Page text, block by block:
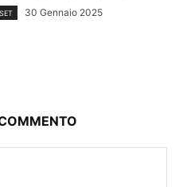
30 Gennaio 2025